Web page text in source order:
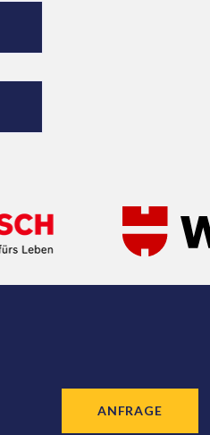
ANFRAGE